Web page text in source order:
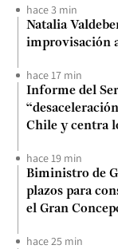
hace 3 min
Natalia
improvisación
hace 17 min
Informe del
Chile y centra
hace 19 min
Biministro de
plazos para
el Gran
hace 25 min